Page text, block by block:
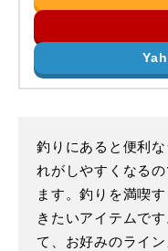
釣りにあると便利
れがしやすくなる
ます。釣りを満喫
きたいアイテムで
て、お好みのライ